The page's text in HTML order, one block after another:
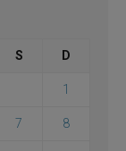
S D
1
7 8